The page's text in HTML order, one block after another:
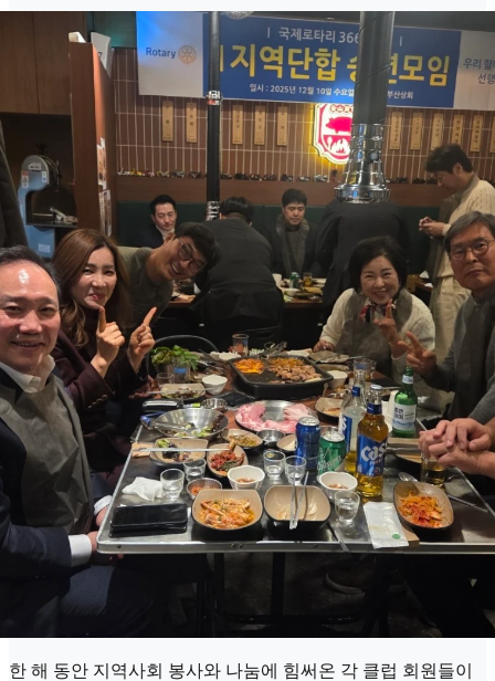
한 해 동안 지역사회 봉사와 나눔에 힘써온 각 클럽 회원들이